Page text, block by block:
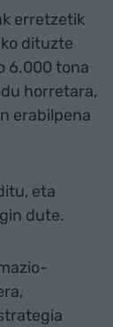
erretzetik
dituzte
6.000 tona
horretara,
erabilpena
eta
dute.